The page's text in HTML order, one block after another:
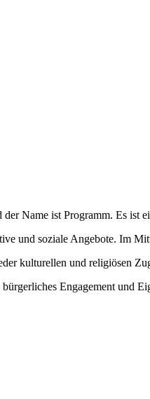
Name ist Programm. Es ist
und soziale Angebote. Im
kulturellen und religiösen
Engagement und